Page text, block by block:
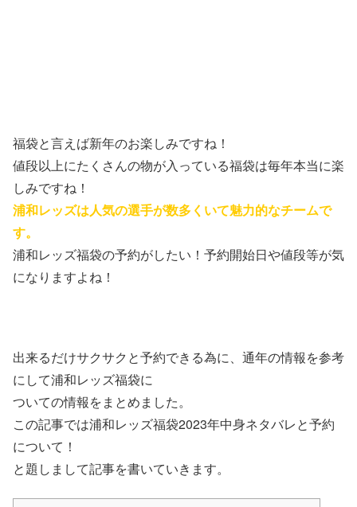
福袋と言えば新年のお楽しみですね！
値段以上にたくさんの物が入っている福袋は毎年本当に楽
しみですね！
浦和レッズは人気の選手が数多くいて魅力的なチームで
す。
浦和レッズ福袋の予約がしたい！予約開始日や値段等が気
になりますよね！
出来るだけサクサクと予約できる為に、通年の情報を参考
にして浦和レッズ福袋に
ついての情報をまとめました。
この記事では浦和レッズ福袋2023年中身ネタバレと予約
について！
と題しまして記事を書いていきます。